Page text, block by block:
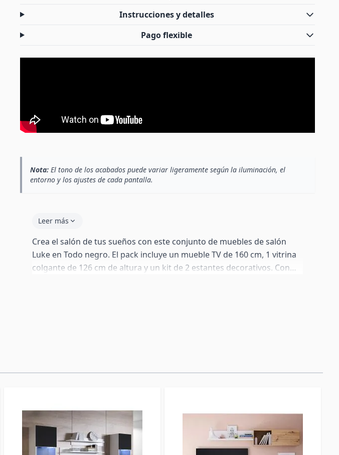
Instrucciones y detalles
Pago flexible
Nota: El tono de los acabados puede variar ligeramente según la iluminación, el
entorno y los ajustes de cada pantalla.
Leer más
Crea el salón de tus sueños con este conjunto de muebles de salón
Luke en Todo negro. El pack incluye un mueble TV de 160 cm, 1 vitrina
colgante de 126 cm de altura y un kit de 2 estantes decorativos. Con